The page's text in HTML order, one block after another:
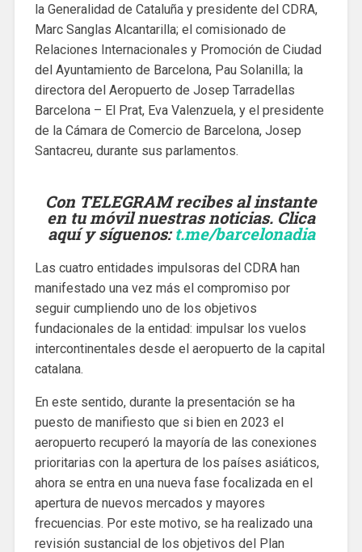
la Generalidad de Cataluña y presidente del CDRA,
Marc Sanglas Alcantarilla; el comisionado de
Relaciones Internacionales y Promoción de Ciudad
del Ayuntamiento de Barcelona, Pau Solanilla; la
directora del Aeropuerto de Josep Tarradellas
Barcelona – El Prat, Eva Valenzuela, y el presidente
de la Cámara de Comercio de Barcelona, Josep
Santacreu, durante sus parlamentos.
Con TELEGRAM recibes al instante
en tu móvil nuestras noticias. Clica
aquí y síguenos:t.me/barcelonadia
Las cuatro entidades impulsoras del CDRA han
manifestado una vez más el compromiso por
seguir cumpliendo uno de los objetivos
fundacionales de la entidad: impulsar los vuelos
intercontinentales desde el aeropuerto de la capital
catalana.
En este sentido, durante la presentación se ha
puesto de manifiesto que si bien en 2023 el
aeropuerto recuperó la mayoría de las conexiones
prioritarias con la apertura de los países asiáticos,
ahora se entra en una nueva fase focalizada en el
apertura de nuevos mercados y mayores
frecuencias. Por este motivo, se ha realizado una
revisión sustancial de los objetivos del Plan